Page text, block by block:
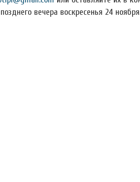
вечера воскресенья 24